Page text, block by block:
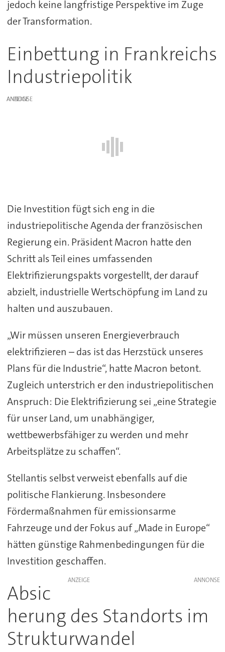
jedoch keine langfristige Perspektive im Zuge
der Transformation.
Einbettung in Frankreichs
Industriepolitik
ANZEIGE
Die Investition fügt sich eng in die
industriepolitische Agenda der französischen
Regierung ein. Präsident Macron hatte den
Schritt als Teil eines umfassenden
Elektrifizierungspakts vorgestellt, der darauf
abzielt, industrielle Wertschöpfung im Land zu
halten und auszubauen.
„Wir müssen unseren Energieverbrauch
elektrifizieren – das ist das Herzstück unseres
Plans für die Industrie“, hatte Macron betont.
Zugleich unterstrich er den industriepolitischen
Anspruch: Die Elektrifizierung sei „eine Strategie
für unser Land, um unabhängiger,
wettbewerbsfähiger zu werden und mehr
Arbeitsplätze zu schaffen“.
Stellantis selbst verweist ebenfalls auf die
politische Flankierung. Insbesondere
Fördermaßnahmen für emissionsarme
Fahrzeuge und der Fokus auf „Made in Europe“
hätten günstige Rahmenbedingungen für die
Investition geschaffen.
ANZEIGE
Absic
herung des Standorts im
Strukturwandel